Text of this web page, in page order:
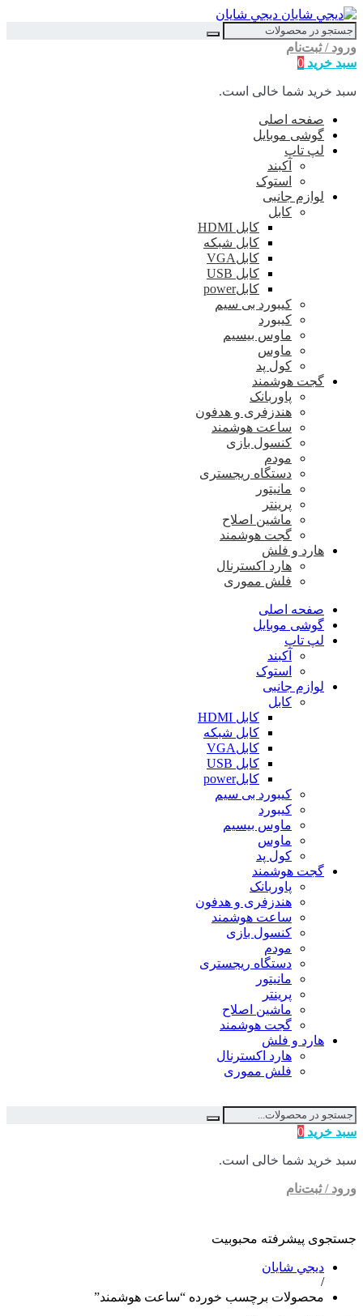
ديجي شايان
ورود / ثبت‌نام
سبد خرید 0
سبد خرید شما خالی است.
صفحه اصلی
گوشی موبایل
لپ تاپ
آکبند
استوک
لوازم جانبی
کابل
کابل HDMI
کابل شبکه
کابلVGA
کابل USB
کابلpower
کیبورد بی سیم
کیبورد
ماوس بیسیم
ماوس
کول پد
گجت هوشمند
پاوربانک
هندزفری و هدفون
ساعت هوشمند
کنسول بازی
مودم
دستگاه ریجستری
مانیتور
پرینتر
ماشین اصلاح
گجت هوشمند
هارد و فلش
هارد اکسترنال
فلش مموری
صفحه اصلی
گوشی موبایل
لپ تاپ
آکبند
استوک
لوازم جانبی
کابل
کابل HDMI
کابل شبکه
کابلVGA
کابل USB
کابلpower
کیبورد بی سیم
کیبورد
ماوس بیسیم
ماوس
کول پد
گجت هوشمند
پاوربانک
هندزفری و هدفون
ساعت هوشمند
کنسول بازی
مودم
دستگاه ریجستری
مانیتور
پرینتر
ماشین اصلاح
گجت هوشمند
هارد و فلش
هارد اکسترنال
فلش مموری
سبد خرید 0
سبد خرید شما خالی است.
ورود / ثبت‌نام
ساعت هوشمند
جستجوی پیشرفته محبوبیت
ديجي شايان
/
محصولات برچسب خورده “ساعت هوشمند”